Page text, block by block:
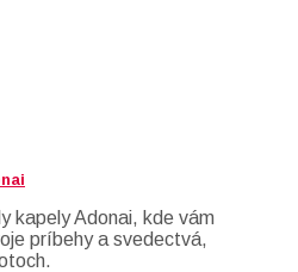
kapely Adonai, kde vám
príbehy a svedectvá,